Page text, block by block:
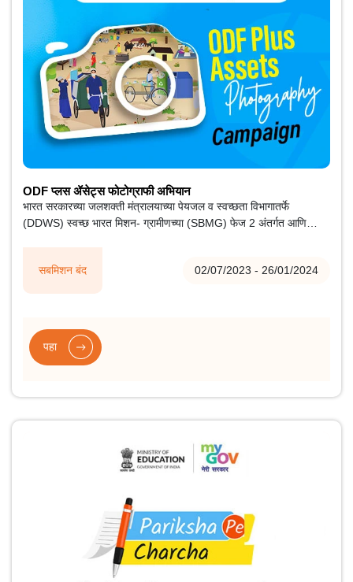
सबमिशन बंद 02/07/2023 - 26/01/2024
ODF प्लस ॲसेट्स फोटोग्राफी अभियान
भारत सरकारच्या जलशक्ती मंत्रालयाच्या पेयजल व स्वच्छता विभागातर्फे
(DDWS) स्वच्छ भारत मिशन- ग्रामीणच्या (SBMG) फेज 2 अंतर्गत आणि
अभियानाचे आयोजन करण्यात आले आहे.
पहा